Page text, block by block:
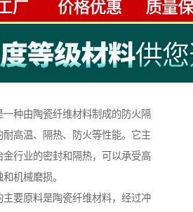
一种由陶瓷纤维材料制成的防火隔
高温、隔热、防火等性能。它主
行业的密封和隔热，可以承受高
机械磨损。
主要原料是陶瓷纤维材料，经过冲